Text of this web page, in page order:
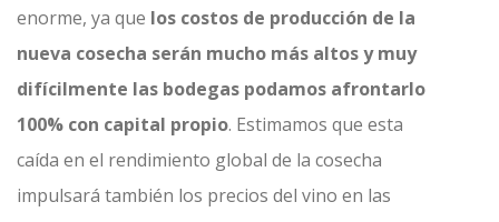
enorme, ya que los costos de producción de la
nueva cosecha serán mucho más altos y muy
difícilmente las bodegas podamos afrontarlo
100% con capital propio. Estimamos que esta
caída en el rendimiento global de la cosecha
impulsará también los precios del vino en las